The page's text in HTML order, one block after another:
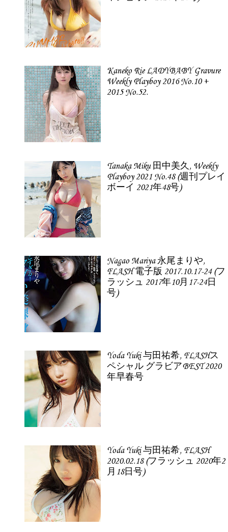
Kaneko Rie LADYBABY Gravure
Weekly Playboy 2016 No.10 +
2015 No.52.
Tanaka Miku 田中美久, Weekly
Playboy 2021 No.48 (週刊プレイ
ボーイ 2021年48号)
Nagao Mariya 永尾まりや,
FLASH 電子版 2017.10.17-24 (フ
ラッシュ 2017年10月17-24日
号)
Yoda Yuki 与田祐希, FLASHス
ペシャル グラビアBEST 2020
年早春号
Yoda Yuki 与田祐希, FLASH
2020.02.18 (フラッシュ 2020年2
月18日号)